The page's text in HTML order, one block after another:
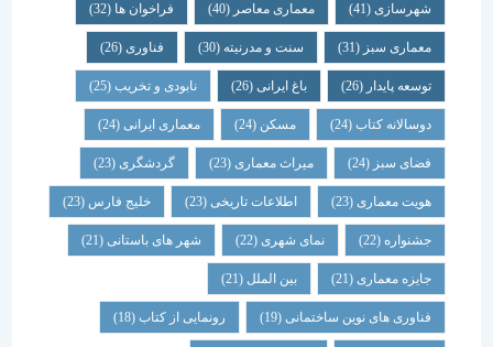
شهرسازی(41) معماری معاصر(40) فراخوان ها (32)
معماری سبز(31) سنت و مدرنیته(30) فناوری (26)
توسعه پایدار(26) باغ ایرانی(26) نابودی و تخریب(25)
دوسالانه کتاب(24) مسکن (24) معماری ایرانی(24)
فضای سبز(24) میراث معماری (23) گردشگری (23)
هویت معماری (23) اطلاعات تاریخی(23) خلیج فارس(23)
جشنواره(22) نمای شهری(22) شهر های باستانی (21)
جایزه معماری (21) بین الملل(21)
فناوری های نوین ساختمانی(19) رونمایی از کتاب (18)